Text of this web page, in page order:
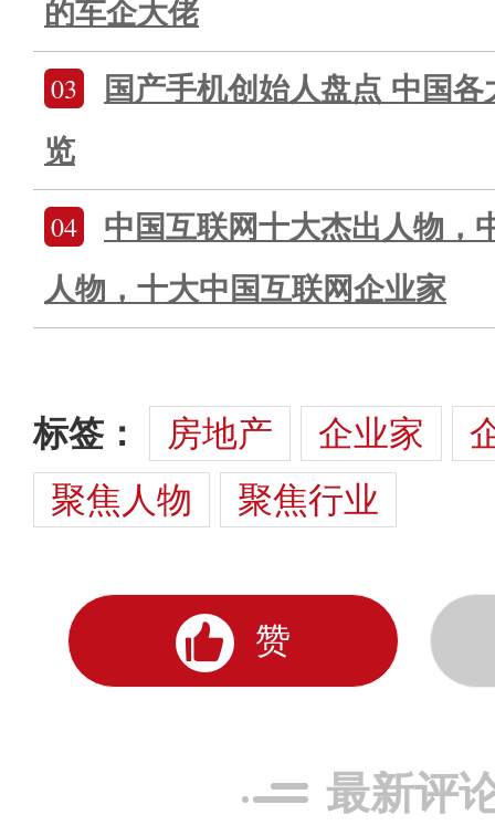
的车企大佬
03
国产手机创始人盘点 中国
览
04
中国互联网十大杰出人物，
人物，十大中国互联网企业家
标签： 房地产 企业家
聚焦人物
聚焦行业
赞
最新评